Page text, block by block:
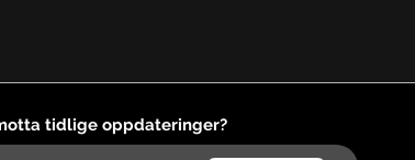
tidlige oppdateringer?